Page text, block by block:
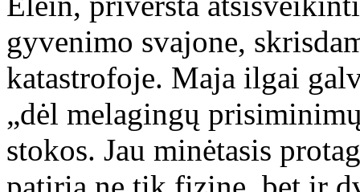
gyvenimo svajone,
katastrofoje. Maja ilgai
„dėl melagingų
stokos. Jau minėtasis